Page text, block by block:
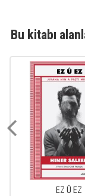
Bu kitabı
EZ Û EZ